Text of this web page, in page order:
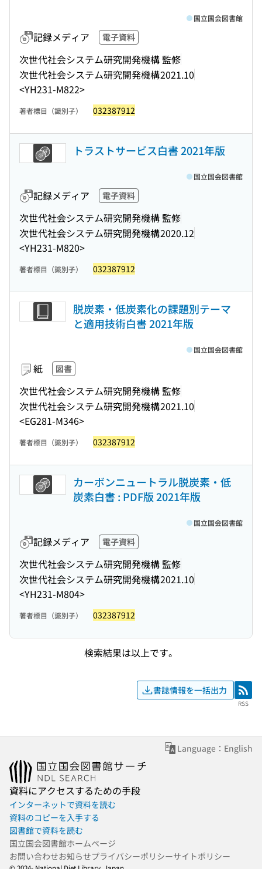
記録メディア 電子資料
次世代社会システム研究開発機構 監修
次世代社会システム研究開発機構2021.10
<YH231-M822>
国立国会図書館
著者標目（識別子） 032387912
トラストサービス白書 2021年版
記録メディア 電子資料
次世代社会システム研究開発機構 監修
次世代社会システム研究開発機構2020.12
<YH231-M820>
国立国会図書館
著者標目（識別子） 032387912
脱炭素・低炭素化の課題別テーマ
と適用技術白書 2021年版
紙 図書
次世代社会システム研究開発機構 監修
次世代社会システム研究開発機構2021.10
<EG281-M346>
国立国会図書館
著者標目（識別子） 032387912
カーボンニュートラル脱炭素・低
炭素白書 : PDF版 2021年版
記録メディア 電子資料
次世代社会システム研究開発機構 監修
次世代社会システム研究開発機構2021.10
<YH231-M804>
国立国会図書館
著者標目（識別子） 032387912
検索結果は以上です。
書誌情報を一括出力 RSS
RSS
Language：English
資料にアクセスするための手段
インターネットで資料を読む
資料のコピーを入手する
図書館で資料を読む
国立国会図書館ホームページ
お問い合わせお知らせプライバシーポリシーサイトポリシー